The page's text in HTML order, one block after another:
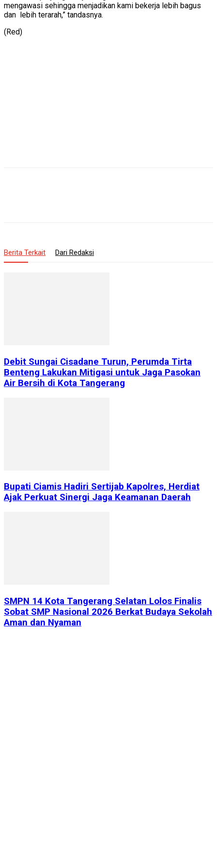
mengawasi sehingga menjadikan kami bekerja lebih bagus
dan lebih terarah,” tandasnya.
(Red)
Berita Terkait Dari Redaksi
Debit Sungai Cisadane Turun, Perumda Tirta
Benteng Lakukan Mitigasi untuk Jaga Pasokan
Air Bersih di Kota Tangerang
Bupati Ciamis Hadiri Sertijab Kapolres, Herdiat
Ajak Perkuat Sinergi Jaga Keamanan Daerah
SMPN 14 Kota Tangerang Selatan Lolos Finalis
Sobat SMP Nasional 2026 Berkat Budaya Sekolah
Aman dan Nyaman